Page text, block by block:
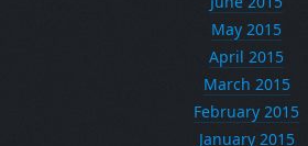
May 2015
April 2015
March 2015
February 2015
January 2015